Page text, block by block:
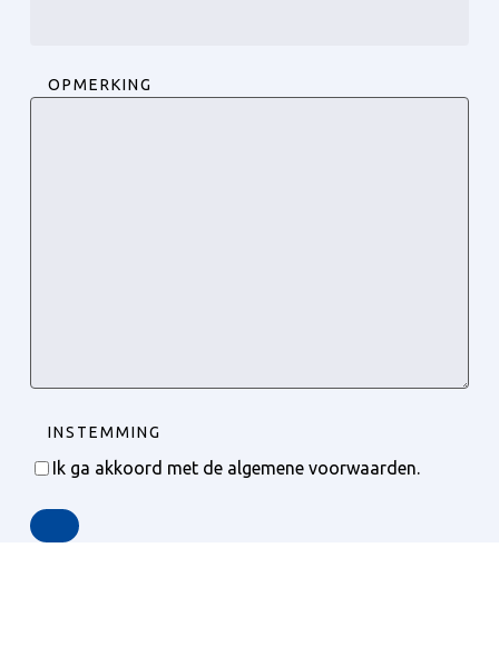
OPMERKING
INSTEMMING
Ik ga akkoord met de algemene voorwaarden.